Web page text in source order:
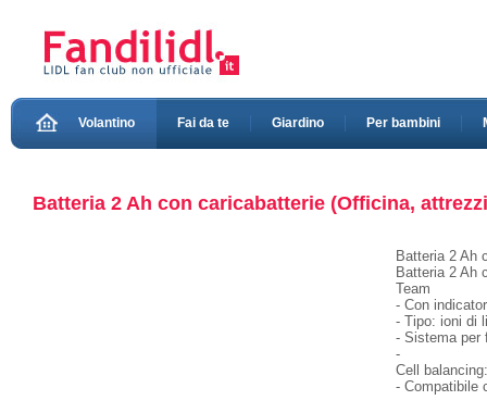
Volantino Fai da te Giardino Per bambini
Batteria 2 Ah con caricabatterie (Officina,
Batteria 2 Ah
Batteria 2 Ah
Team
- Con
- Tipo: ioni di
- Sistema per
-
Cell
- Compatibile